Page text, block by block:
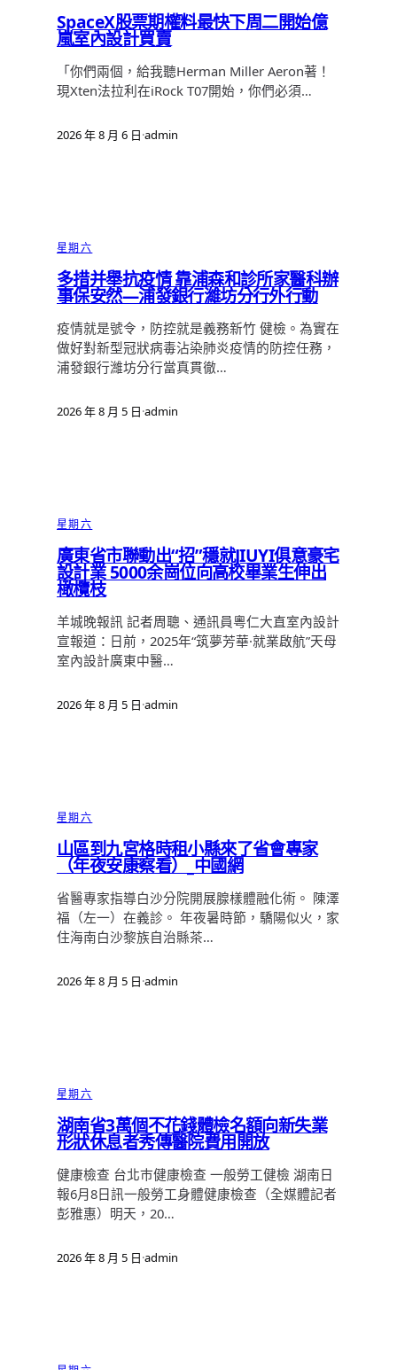
SpaceX股票期權料最快下周二開始億
嵐室內設計買賣
「你們兩個，給我聽Herman Miller Aeron著！
現Xten法拉利在iRock T07開始，你們必須…
2026 年 8 月 6 日·admin
星期六
多措并舉抗疫情 靠浦森和診所家醫科辦
事保安然—浦發銀行濰坊分行外行動
疫情就是號令，防控就是義務新竹 健檢。為實在
做好對新型冠狀病毒沾染肺炎疫情的防控任務，
浦發銀行濰坊分行當真貫徹…
2026 年 8 月 5 日·admin
星期六
廣東省市聯動出“招”穩就JIUYI俱意豪宅
設計業 5000余崗位向高校畢業生伸出
橄欖枝
羊城晚報訊 記者周聰、通訊員粵仁大直室內設計
宣報道：日前，2025年“筑夢芳華·就業啟航”天母
室內設計廣東中醫…
2026 年 8 月 5 日·admin
星期六
山區到九宮格時租小縣來了省會專家
（年夜安康察看）_中國網
省醫專家指導白沙分院開展腺樣體融化術。 陳澤
福（左一）在義診。 年夜暑時節，驕陽似火，家
住海南白沙黎族自治縣茶…
2026 年 8 月 5 日·admin
星期六
湖南省3萬個不花錢體檢名額向新失業
形狀休息者秀傳醫院費用開放
健康檢查 台北巿健康檢查 一般勞工健檢 湖南日
報6月8日訊一般勞工身體健康檢查（全媒體記者
彭雅惠）明天，20…
2026 年 8 月 5 日·admin